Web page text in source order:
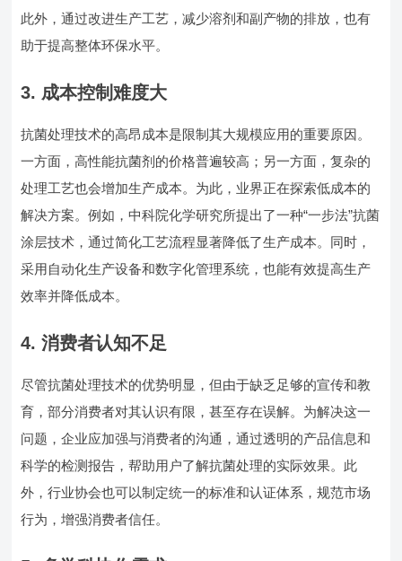
此外，通过改进生产工艺，减少溶剂和副产物的排放，也有
助于提高整体环保水平。
3. 成本控制难度大
抗菌处理技术的高昂成本是限制其大规模应用的重要原因。
一方面，高性能抗菌剂的价格普遍较高；另一方面，复杂的
处理工艺也会增加生产成本。为此，业界正在探索低成本的
解决方案。例如，中科院化学研究所提出了一种“一步法”抗菌
涂层技术，通过简化工艺流程显著降低了生产成本。同时，
采用自动化生产设备和数字化管理系统，也能有效提高生产
效率并降低成本。
4.消费者认知不足
尽管抗菌处理技术的优势明显，但由于缺乏足够的宣传和教
育，部分消费者对其认识有限，甚至存在误解。为解决这一
问题，企业应加强与消费者的沟通，通过透明的产品信息和
科学的检测报告，帮助用户了解抗菌处理的实际效果。此
外，行业协会也可以制定统一的标准和认证体系，规范市场
行为，增强消费者信任。